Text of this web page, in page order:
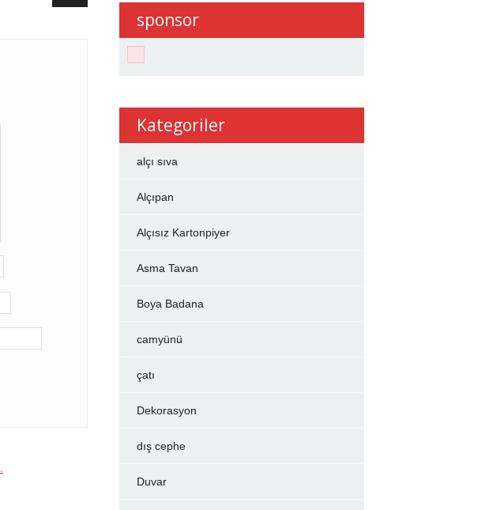
sponsor
Kategoriler
alçı sıva
Alçıpan
Alçısız Kartonpiyer
Asma Tavan
Boya Badana
camyünü
çatı
Dekorasyon
dış cephe
Duvar